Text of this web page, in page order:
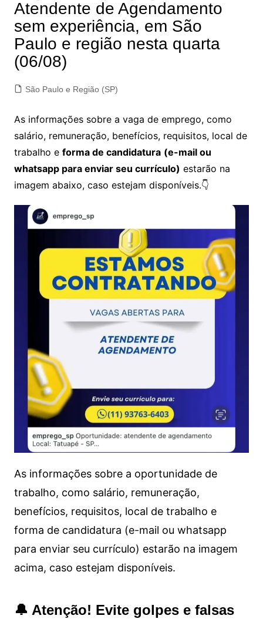
Atendente de Agendamento
sem experiência, em São
Paulo e região nesta quarta
(06/08)
São Paulo e Região (SP)
As informações sobre a vaga de emprego, como
salário, remuneração, benefícios, requisitos, local de
trabalho e forma de candidatura (e-mail ou
whatsapp para enviar seu currículo) estarão na
imagem abaixo, caso estejam disponíveis.👇
As informações sobre a oportunidade de
trabalho, como salário, remuneração,
benefícios, requisitos, local de trabalho e
forma de candidatura (e-mail ou whatsapp
para enviar seu currículo) estarão na imagem
acima, caso estejam disponíveis.
🔔 Atenção! Evite golpes e falsas